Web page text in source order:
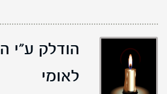
הודלק ע"י
לאומי